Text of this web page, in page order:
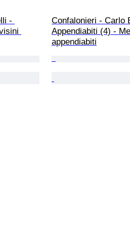
-
Confalonieri - Carlo
Appendiabiti (4) -
appendiabiti